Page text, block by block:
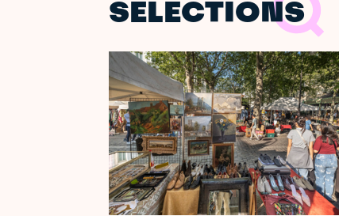
SÉLECTIONS